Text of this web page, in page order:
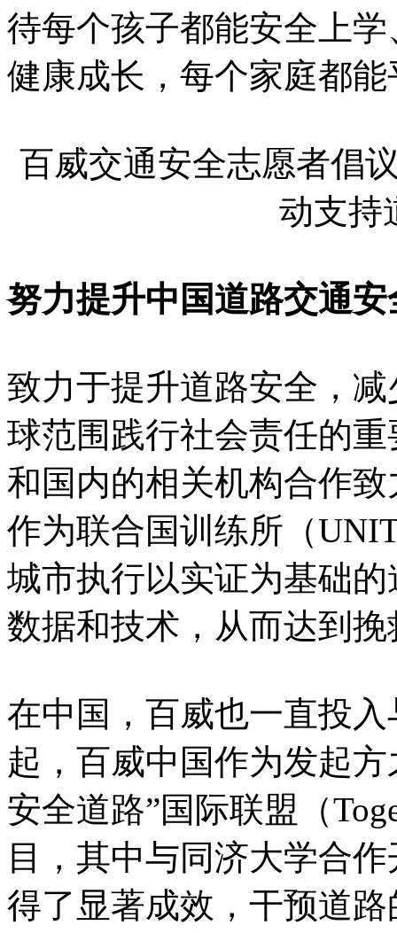
待每个孩子都能安全上
健康成长，每个家庭都
百威交通安全志愿者倡
动支持
努力提升中国道路交通安
致力于提升道路安全，
球范围践行社会责任的
和国内的相关机构合作
作为联合国训练所（
城市执行以实证为基础
数据和技术，从而达到
在中国，百威也一直投
起，百威中国作为发起
安全道路”国际联盟（
目，其中与同济大学合
得了显著成效，干预道